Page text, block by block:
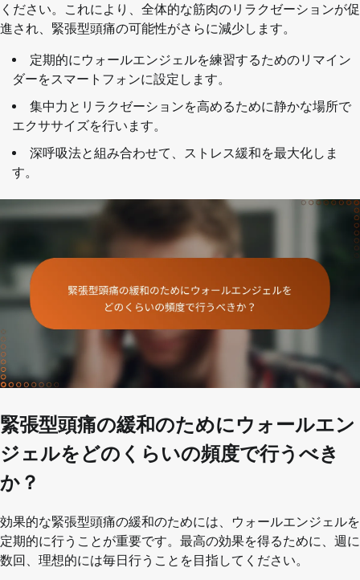
ください。これにより、全体的な筋肉のリラクゼーションが促
進され、緊張型頭痛の可能性がさらに減少します。
定期的にウォールエンジェルを練習するためのリマイン
ダーをスマートフォンに設定します。
集中力とリラクゼーションを高めるために静かな場所で
エクササイズを行います。
深呼吸法と組み合わせて、ストレス緩和を最大化しま
す。
緊張型頭痛の緩和のためにウォールエン
ジェルをどのくらいの頻度で行うべき
か？
効果的な緊張型頭痛の緩和のためには、ウォールエンジェルを
定期的に行うことが重要です。最高の効果を得るために、週に
数回、理想的には毎日行うことを目指してください。